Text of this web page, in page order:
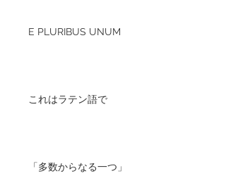
E PLURIBUS UNUM
これはラテン語で
「多数からなる一つ」